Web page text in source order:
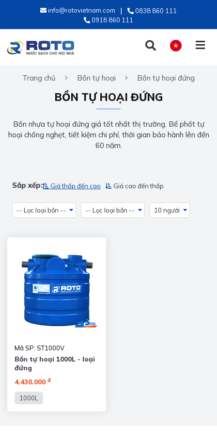
info@rotovietnam.com
0838 860 111
0918 860 111
TIẾNG VIỆT
Trang chủ Bồn tự hoại Bồn tự hoại đứng
BỒN TỰ HOẠI ĐỨNG
Bồn nhựa tự hoại đứng giá tốt nhất thị trường. Bể phốt tự
hoại chống nghẹt, tiết kiệm chi phí, thời gian bảo hành lên đến
60 năm.
Sắp xếp: Giá thấp đến cao Giá cao đến thấp
-- Lọc loại bồn -- -- Lọc loại bồn -- 10 người
Mã SP: ST1000V
Bồn tự hoại 1000L - loại
đứng
4.430.000 đ
1000L